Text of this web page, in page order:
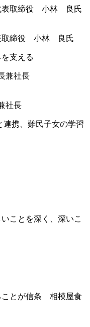
取締役 小林 良氏
支える
社長
連携、難民子女の学習
ことを深く、深いこ
ことが信条 相模屋食